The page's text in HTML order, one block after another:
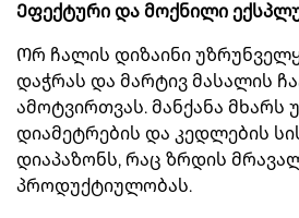
Ეფექტური და მოქნილი
Ორ ჩალის დიზაინი
დაჭრას და მარტივ მასალის
ამოტვირთვას. მანქანა მხარს
დიამეტრების და კედლების
დიაპაზონს, რაც ზრდის
პროდუქტიულობას.